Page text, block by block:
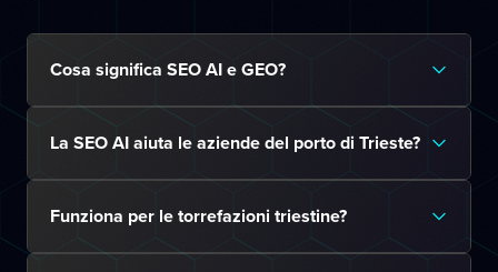
Cosa significa SEO AI e GEO?
La SEO AI aiuta le aziende del porto di Trieste?
Funziona per le torrefazioni triestine?